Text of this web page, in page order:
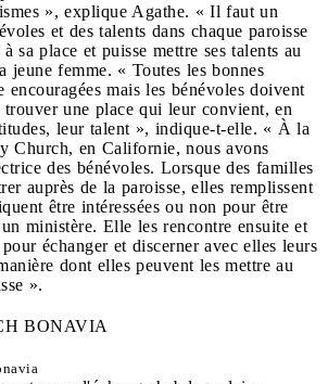
», explique Agathe. « Il faut un
et des talents dans chaque paroisse
sa place et puisse mettre ses talents au
jeune femme. « Toutes les bonnes
encouragées mais les bénévoles doivent
trouver une place qui leur convient, en
leur talent », indique-t-elle. « À la
Church, en Californie, nous avons
des bénévoles. Lorsque des familles
auprès de la paroisse, elles remplissent
être intéressées ou non pour être
ministère. Elle les rencontre ensuite et
échanger et discerner avec elles leurs
dont elles peuvent les mettre au
».